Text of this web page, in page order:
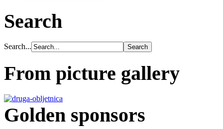
Search
Search...
From picture gallery
Golden sponsors